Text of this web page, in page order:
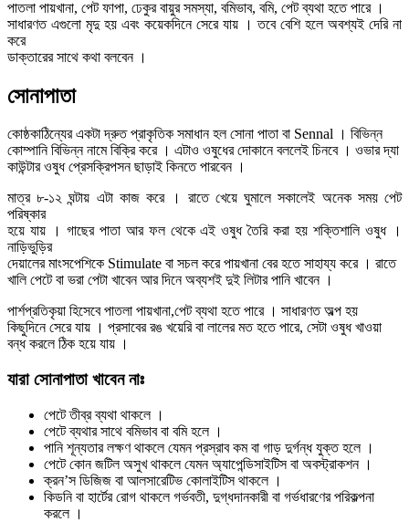
পাতলা পায়খানা, পেট ফাপা, ঢেকুর বায়ুর সমস্যা, বমিভাব, বমি, পেট ব্যথা হতে পারে ।
সাধারণত এগুলো মৃদু হয় এবং কয়েকদিনে সেরে যায় । তবে বেশি হলে অবশ্যই দেরি না
করে
ডাক্তারের সাথে কথা বলবেন ।
সোনাপাতা
কোষ্ঠকাঠিন্যের একটা দ্রুত প্রাকৃতিক সমাধান হল সোনা পাতা বা Sennal । বিভিন্ন
কোম্পানি বিভিন্ন নামে বিক্রি করে । এটাও ওষুধের দোকানে বললেই চিনবে । ওভার দ্যা
কাউন্টার ওষুধ প্রেসক্রিপসন ছাড়াই কিনতে পারবেন ।
মাত্র ৮-১২ ঘন্টায় এটা কাজ করে । রাতে খেয়ে ঘুমালে সকালেই অনেক সময় পেট
পরিষ্কার
হয়ে যায় । গাছের পাতা আর ফল থেকে এই ওষুধ তৈরি করা হয় শক্তিশালি ওষুধ ।
নাড়িভুড়ির
দেয়ালের মাংসপেশিকে Stimulate বা সচল করে পায়খানা বের হতে সাহায্য করে । রাতে
খালি পেটে বা ভরা পেটা খাবেন আর দিনে অব্যশই দুই লিটার পানি খাবেন ।
পার্শপ্রতিকৃয়া হিসেবে পাতলা পায়খানা,পেট ব্যথা হতে পারে । সাধারণত অল্প হয়
কিছুদিনে সেরে যায় । প্রসাবের রঙ খয়েরি বা লালের মত হতে পারে, সেটা ওষুধ খাওয়া
বন্ধ করলে ঠিক হয়ে যায় ।
যারা সোনাপাতা খাবেন নাঃ
পেটে তীব্র ব্যথা থাকলে ।
পেটে ব্যথার সাথে বমিভাব বা বমি হলে ।
পানি শূন্যতার লক্ষণ থাকলে যেমন প্রস্রাব কম বা গাড় দুর্গন্ধ যুক্ত হলে ।
পেটে কোন জটিল অসুখ থাকলে যেমন অ্যাপেন্ডিসাইটিস বা অবস্ট্রাকশন ।
ক্রন’স ডিজিজ বা আলসারেটিভ কোলাইটিস থাকলে ।
কিডনি বা হার্টের রোগ থাকলে গর্ভবতী, দুগ্ধদানকারী বা গর্ভধারণের পরিকল্পনা
করলে ।